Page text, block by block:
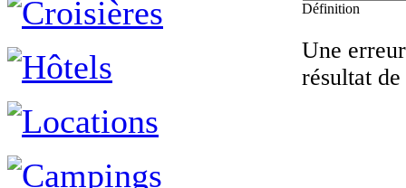
Définition
Une
résultat